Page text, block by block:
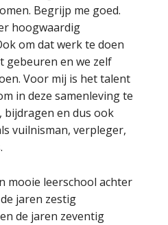
Begrijp me goed.
hoogwaardig
om dat werk te doen
gebeuren en we zelf
Voor mij is het talent
in deze samenleving te
bijdragen en dus ook
vuilnisman, verpleger,
mooie leerschool achter
jaren zestig
de jaren zeventig